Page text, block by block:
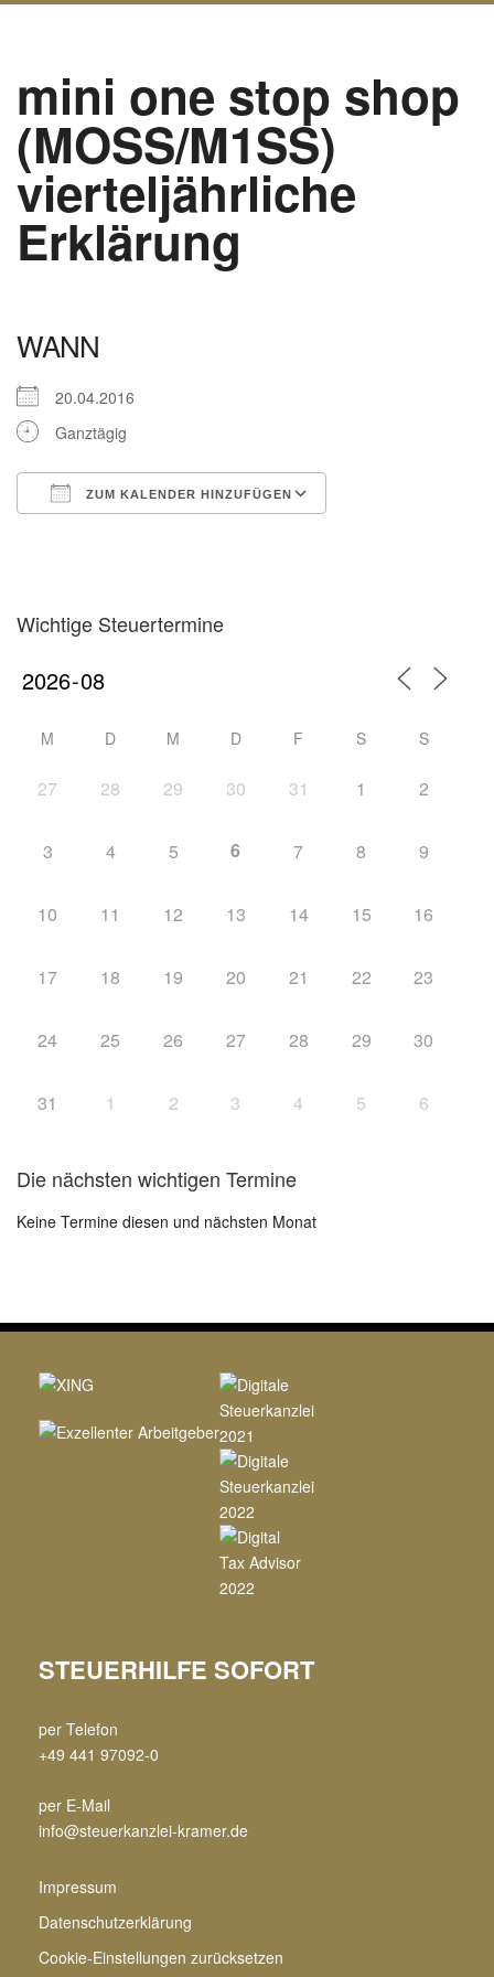
mini one stop shop
(MOSS/M1SS)
vierteljährliche
Erklärung
WANN
20.04.2016
Ganztägig
ZUM KALENDER HINZUFÜGEN
Wichtige Steuertermine
M D M D F S S
27 28 29 30 31 1 2
3 4 5 6 7 8 9
10 11 12 13 14 15 16
17 18 19 20 21 22 23
24 25 26 27 28 29 30
31 1 2 3 4 5 6
Die nächsten wichtigen Termine
Keine Termine diesen und nächsten Monat
STEUERHILFE SOFORT
per Telefon
+49 441 97092-0
per E-Mail
info@steuerkanzlei-kramer.de
Impressum
Datenschutzerklärung
Cookie-Einstellungen zurücksetzen